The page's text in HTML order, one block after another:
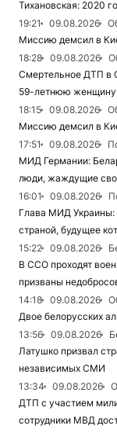
Тихановская: 2020
19:21
09.08.2026
Миссию демсил в
18:28
09.08.2026
Смертельное ДТП в
59-летнюю женщину
18:15
09.08.2026
Миссию демсил в
17:51
09.08.2026
МИД Германии:
люди, жаждущие
16:01
09.08.2026
Глава МИД Украины:
страной, будущее
15:22
09.08.2026
В ССО проходят
призваны
14:18
09.08.2026
Двое белорусских
13:56
09.08.2026
Латушко призвал
независимых СМИ
13:34
09.08.2026
ДТП с участием
сотрудники МВД